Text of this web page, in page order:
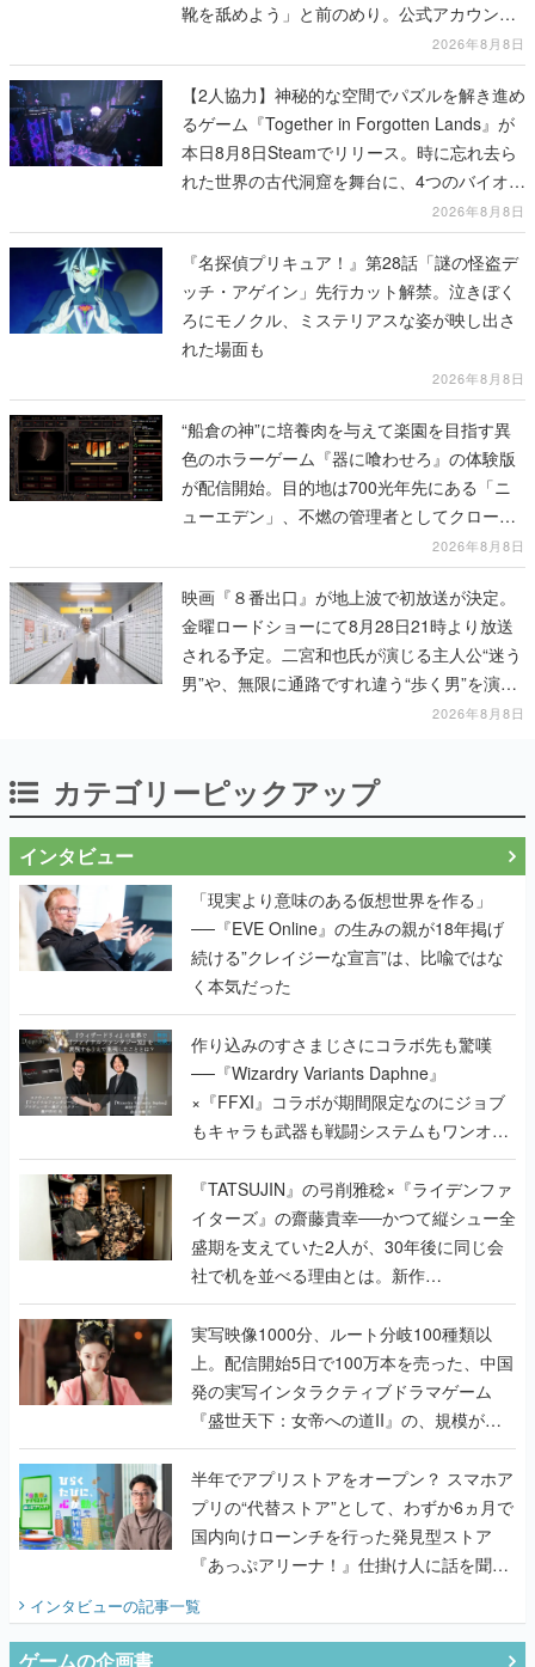
靴を舐めよう」と前のめり。公式アカウント
も開設され、2026年リリースに向けて開発中
2026年8月8日
【2人協力】神秘的な空間でパズルを解き進め
るゲーム『Together in Forgotten Lands』が
本日8月8日Steamでリリース。時に忘れ去ら
れた世界の古代洞窟を舞台に、4つのバイオー
2026年8月8日
『名探偵プリキュア！』第28話「謎の怪盗デ
ッチ・アゲイン」先行カット解禁。泣きぼく
ろにモノクル、ミステリアスな姿が映し出さ
れた場面も
2026年8月8日
“船倉の神”に培養肉を与えて楽園を目指す異
色のホラーゲーム『器に喰わせろ』の体験版
が配信開始。目的地は700光年先にある「ニ
ューエデン」、不燃の管理者としてクローン
人間を増やし、加工して神に捧げる2026年8月8日
映画『８番出口』が地上波で初放送が決定。
金曜ロードショーにて8月28日21時より放送
される予定。二宮和也氏が演じる主人公“迷う
男”や、無限に通路ですれ違う“歩く男”を演じ
2026年8月8日
カテゴリーピックアップ
インタビュー
「現実より意味のある仮想世界を作る」
──『EVE Online』の生みの親が18年掲げ
続ける”クレイジーな宣言”は、比喩ではな
く本気だった
作り込みのすさまじさにコラボ先も驚嘆
──『Wizardry Variants Daphne』
×『FFXI』コラボが期間限定なのにジョブ
もキャラも武器も戦闘システムもワンオフ
で作り込まれた理由を両ディレクターに聞
く
『TATSUJIN』の弓削雅稔×『ライデンファ
イターズ』の齋藤貴幸──かつて縦シュー全
盛期を支えていた2人が、30年後に同じ会
社で机を並べる理由とは。新作
『TATSUJIN EXTREME』で初タッグを組
んだレジェンド2人に訊く開発秘話
実写映像1000分、ルート分岐100種類以
上。配信開始5日で100万本を売った、中国
発の実写インタラクティブドラマゲーム
『盛世天下：女帝への道II』の、規模が違
うこだわりをプロデューサーに聞いた
半年でアプリストアをオープン？ スマホア
プリの“代替ストア”として、わずか6ヵ月で
国内向けローンチを行った発見型ストア
『あっぷアリーナ！』仕掛け人に話を聞い
てみた
インタビューの記事一覧
ゲームの企画書